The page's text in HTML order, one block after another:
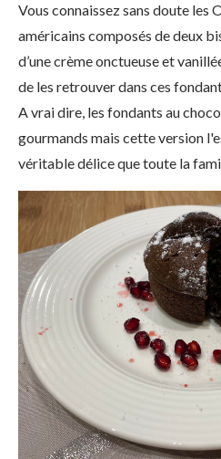
Vous connaissez sans doute les
américains composés de deux
d’une crème onctueuse et
de les retrouver dans ces
A vrai dire, les fondants au
gourmands mais cette version
véritable délice que toute la